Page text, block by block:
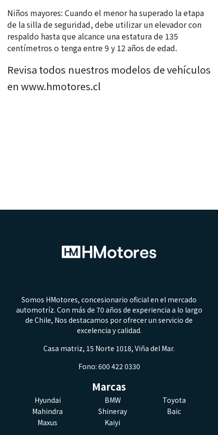
Niños mayores: Cuando el menor ha superado la etapa
de la silla de seguridad, debe utilizar un elevador con
respaldo hasta que alcance una estatura de 135
centímetros o tenga entre 9 y 12 años de edad.
Revisa todos nuestros modelos de vehículos
en www.hmotores.cl
Somos HMotores, concesionario oficial en el mercado
automotríz. Con más de 70 años de experiencia a lo largo
de Chile, Nos destacamos por ofrecer un servicio de
excelencia y calidad.
Casa matriz, 15 Norte 1018, Viña del Mar.
Fono: 600 422 0330
Marcas
Hyundai BMW
Toyota
Mahindra
Shineray
Baic
Maxus
Kaiyi